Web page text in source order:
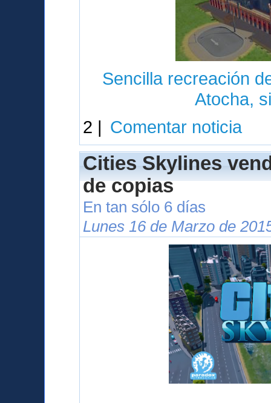
Sencilla recreación
Atocha,
2 | Comentar noticia
Cities Skylines
de copias
En tan sólo 6 días
Lunes 16 de Marzo de